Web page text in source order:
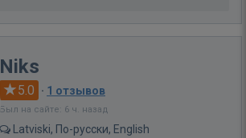
Niks
5.0 · 1 отзывов
Был на сайте: 6 ч. назад
Latviski, По-русски, English